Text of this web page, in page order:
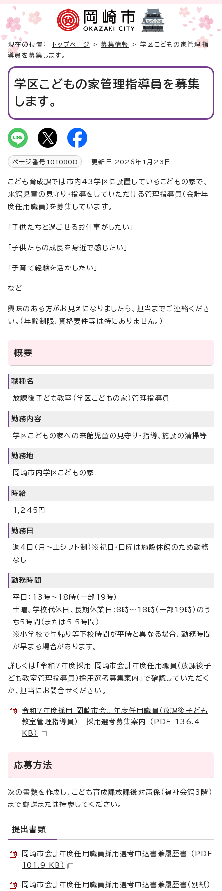
現在の位置： トップページ >募集情報
> 学区こどもの家管理指
導員を募集します。
学区こどもの家管理指導員を募集
します。
ページ番号 1010808 更新日 2026年1月23日
こども育成課では市内43学区に設置しているこどもの家で、
来館児童の見守り・指導をしていただける管理指導員（会計年
度任用職員）を募集しています。
「子供たちと過ごせるお仕事がしたい」
「子供たちの成長を身近で感じたい」
「子育て経験を活かしたい」
など
興味のある方がお見えになりましたら、担当までご連絡くださ
い。（年齢制限、資格要件等は特にありません。）
概要
職種名
放課後子ども教室（学区こどもの家）管理指導員
勤務内容
学区こどもの家への来館児童の見守り・指導、施設の清掃等
勤務地
岡崎市内学区こどもの家
時給
1,245円
勤務日
週4日（月～土シフト制）※祝日・日曜は施設休館のため勤務
なし
勤務時間
平日：13時～18時（一部19時）
土曜、学校代休日、長期休業日：8時～18時（一部19時）のう
ち5時間（または5.5時間）
※小学校で早帰り等下校時間が平時と異なる場合、勤務時間
が早まる場合があります。
詳しくは「令和7年度採用 岡崎市会計年度任用職員（放課後子
ども教室管理指導員）採用選考募集案内」で確認していただく
か、担当にお問合せください。
令和7年度採用 岡崎市会計年度任用職員（放課後子ども
教室管理指導員） 採用選考募集案内 （PDF 136.4
KB）
応募方法
次の書類を作成し、こども育成課放課後対策係（福祉会館3階）
まで郵送または持参してください。
提出書類
岡崎市会計年度任用職員採用選考申込書兼履歴書 （PDF
101.9 KB）
岡崎市会計年度任用職員採用選考申込書兼履歴書（別紙）